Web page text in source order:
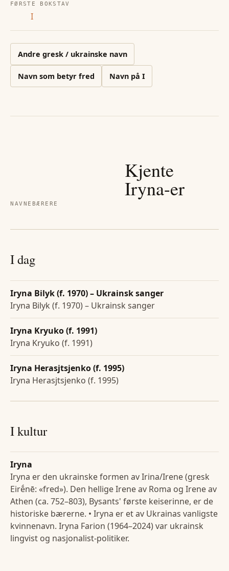
FØRSTE BOKSTAV
I
Andre gresk / ukrainske navn
Navn som betyr fred Navn på I
NAVNEBÆRERE
Kjente
Iryna-er
I dag
Iryna Bilyk (f. 1970) – Ukrainsk sanger
Iryna Bilyk (f. 1970) – Ukrainsk sanger
Iryna Kryuko (f. 1991)
Iryna Kryuko (f. 1991)
Iryna Herasjtsjenko (f. 1995)
Iryna Herasjtsjenko (f. 1995)
I kultur
Iryna
Iryna er den ukrainske formen av Irina/Irene (gresk
Eirḗnē: «fred»). Den hellige Irene av Roma og Irene av
Athen (ca. 752–803), Bysants' første keiserinne, er de
historiske bærerne. • Iryna er et av Ukrainas vanligste
kvinnenavn. Iryna Farion (1964–2024) var ukrainsk
lingvist og nasjonalist-politiker.